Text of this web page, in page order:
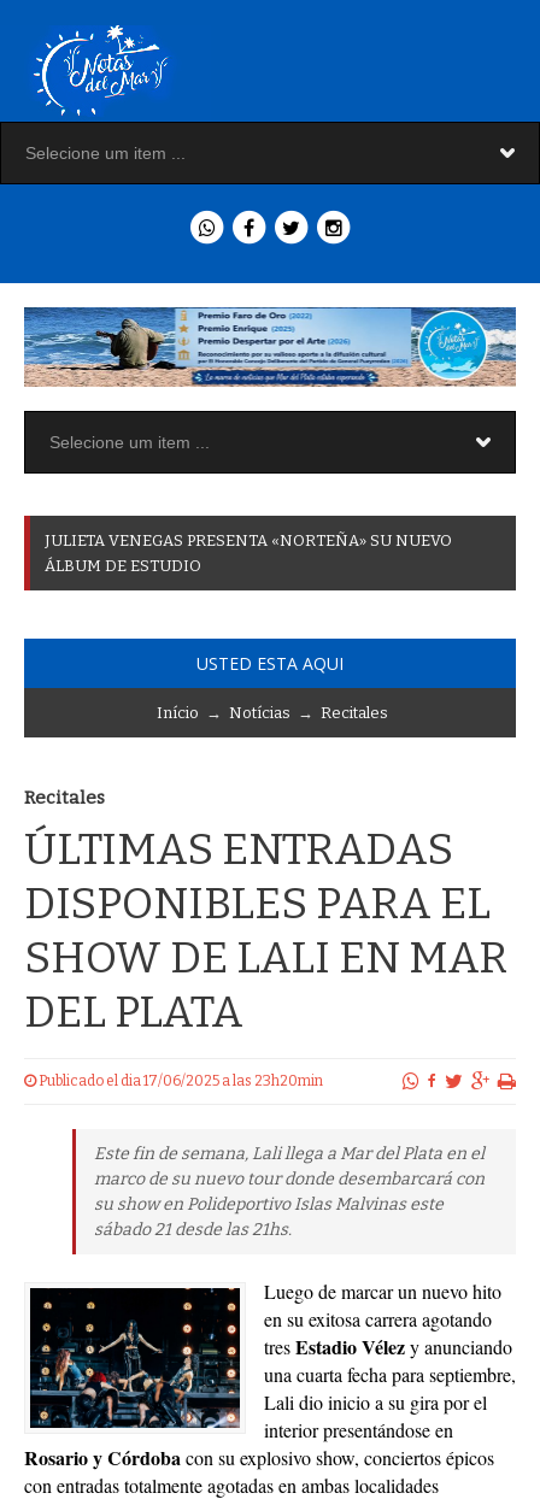
JULIETA VENEGAS PRESENTA «NORTEÑA» SU NUEVO
ÁLBUM DE ESTUDIO
USTED ESTA AQUI
Início → Notícias → Recitales
Recitales
ÚLTIMAS ENTRADAS
DISPONIBLES PARA EL
SHOW DE LALI EN MAR
DEL PLATA
Publicado el dia 17/06/2025 a las 23h20min
Este fin de semana, Lali llega a Mar del Plata en el
marco de su nuevo tour donde desembarcará con
su show en Polideportivo Islas Malvinas este
sábado 21 desde las 21hs.
Luego de marcar un nuevo hito
en su exitosa carrera agotando
tresEstadio Vélezy anunciando
una cuarta fecha para septiembre,
Lali dio inicio a su gira por el
interior presentándose en
Rosario y Córdobacon su explosivo show, conciertos épicos
con entradas totalmente agotadas en ambas localidades